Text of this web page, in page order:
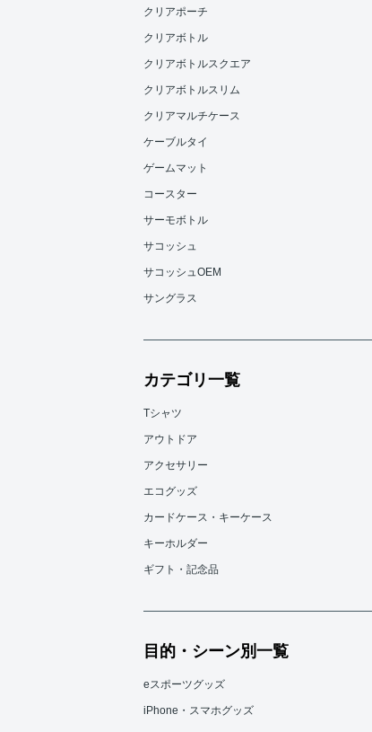
クリアポーチ
クリアボトル
クリアボトルスクエア
クリアボトルスリム
クリアマルチケース
ケーブルタイ
ゲームマット
コースター
サーモボトル
サコッシュ
サコッシュOEM
サングラス
カテゴリ一覧
Tシャツ
アウトドア
アクセサリー
エコグッズ
カードケース・キーケース
キーホルダー
ギフト・記念品
目的・シーン別一覧
eスポーツグッズ
iPhone・スマホグッズ